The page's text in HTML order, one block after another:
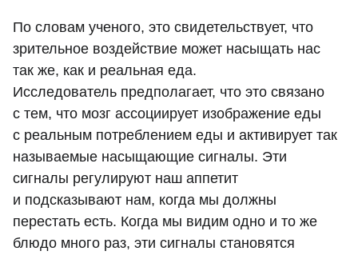
По словам ученого, это свидетельствует, что
зрительное воздействие может насыщать нас
так же, как и реальная еда.
Исследователь предполагает, что это связано
с тем, что мозг ассоциирует изображение еды
с реальным потреблением еды и активирует так
называемые насыщающие сигналы. Эти
сигналы регулируют наш аппетит
и подсказывают нам, когда мы должны
перестать есть. Когда мы видим одно и то же
блюдо много раз, эти сигналы становятся